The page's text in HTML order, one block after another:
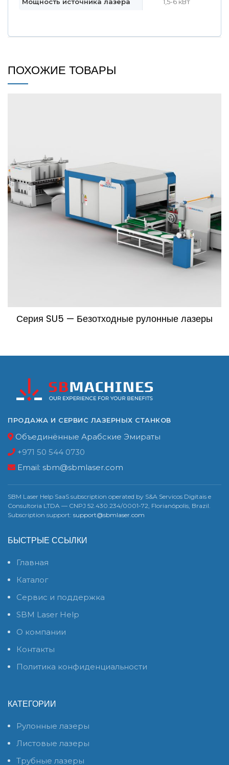
Мощность источника лазера 1,5-6 кВт
ПОХОЖИЕ ТОВАРЫ
Серия SU5 — Безотходные рулонные лазеры
ПРОДАЖА И СЕРВИС ЛАЗЕРНЫХ СТАНКОВ
Объединённые Арабские Эмираты
+971 50 544 0730
Email: sbm@sbmlaser.com
SBM Laser Help SaaS subscription operated by S&A Servicos Digitais e
Consultoria LTDA — CNPJ 52.430.234/0001-72, Florianópolis, Brazil.
Subscription support: support@sbmlaser.com
БЫСТРЫЕ ССЫЛКИ
Главная
Каталог
Сервис и поддержка
SBM Laser Help
О компании
Контакты
Политика конфиденциальности
КАТЕГОРИИ
Рулонные лазеры
Листовые лазеры
Трубные лазеры